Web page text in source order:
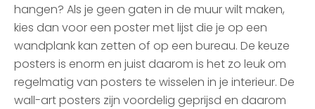
hangen? Als je geen gaten in de muur wilt maken,
kies dan voor een poster met lijst die je op een
wandplank kan zetten of op een bureau. De keuze
posters is enorm en juist daarom is het zo leuk om
regelmatig van posters te wisselen in je interieur. De
wall-art posters zijn voordelig geprijsd en daarom